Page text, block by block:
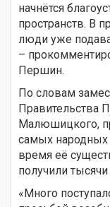
начнётся
пространств. В
люди уже
–
Першин.
По словам
Правительства
Малюшицкого,
самых народных
время её
получили
«Много